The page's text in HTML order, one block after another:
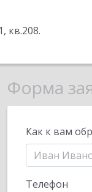
кв.208.
Форма
Как к вам
Телефон